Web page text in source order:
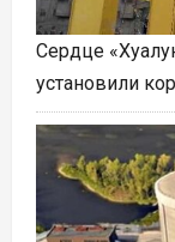
Сердце
установили